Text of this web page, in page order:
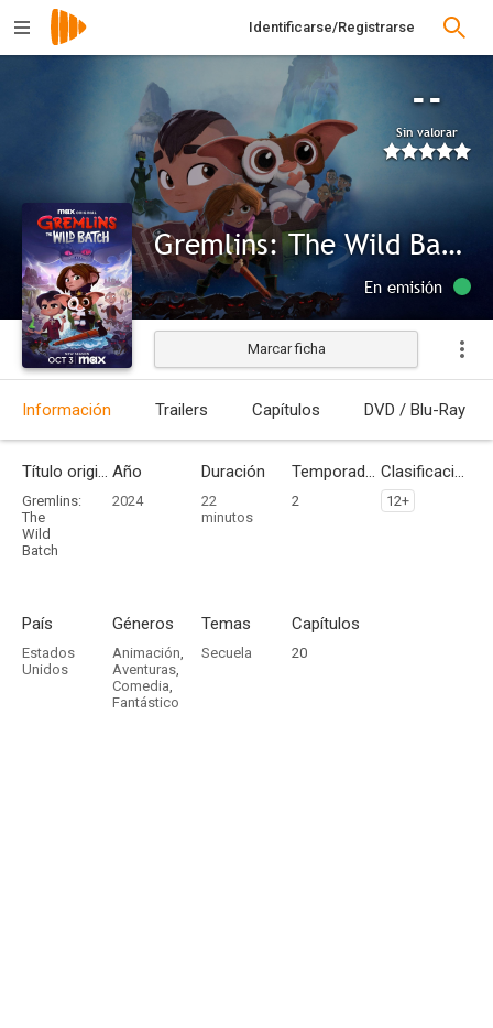
Identificarse/Registrarse
--
Sin valorar
Gremlins: The Wild Batch
En emisión
Marcar ficha
Información Trailers Capítulos DVD / Blu-Ray
Título original
Gremlins:
The
Wild
Batch
Año
2024
Duración
22
minutos
Temporadas
2
Clasificación por edades
12+
País
Estados
Unidos
Géneros
Animación,
Aventuras,
Comedia,
Fantástico
Temas
Secuela
Capítulos
20